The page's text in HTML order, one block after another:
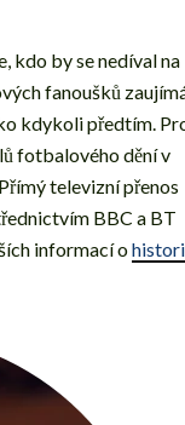
kdo by se nedíval na
fanoušků
kdykoli předtím.
fotbalového dění v
televizní přenos
BBC a BT
informací o